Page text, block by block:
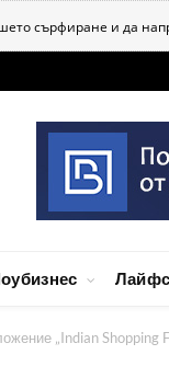
сърфиране и да
„Indian Shopping